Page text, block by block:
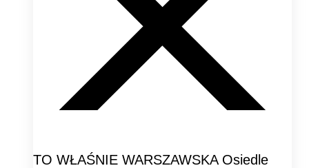
TO WŁAŚNIE WARSZAWSKA Osiedle